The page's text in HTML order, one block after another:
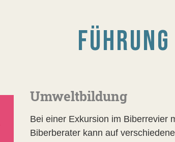
Umweltbildung
Bei einer Exkursion im Biberrevier
Biberberater kann auf